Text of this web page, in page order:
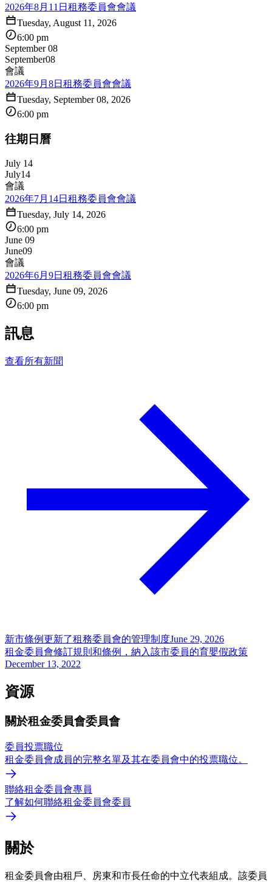
2026年8月11日租務委員會會議
Tuesday, August 11, 2026
6:00 pm
September 08
September08
會議
2026年9月8日租務委員會會議
Tuesday, September 08, 2026
6:00 pm
往期日曆
July 14
July14
會議
2026年7月14日租務委員會會議
Tuesday, July 14, 2026
6:00 pm
June 09
June09
會議
2026年6月9日租務委員會會議
Tuesday, June 09, 2026
6:00 pm
訊息
查看所有新聞
新市條例更新了租務委員會的管理制度June 29, 2026
租金委員會修訂規則和條例，納入該市委員的育嬰假政策
December 13, 2022
資源
關於租金委員會委員會
委員投票職位
租金委員會成員的完整名單及其在委員會中的投票職位。
聯絡租金委員會專員
了解如何聯絡租金委員會委員
關於
租金委員會由租戶、房東和市長任命的中立代表組成。該委員